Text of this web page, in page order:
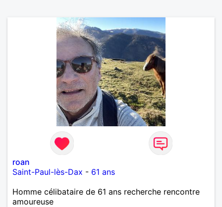
roan
Saint-Paul-lès-Dax - 61 ans
Homme célibataire de 61 ans recherche rencontre
amoureuse